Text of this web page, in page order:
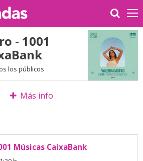
- 1001
los públicos
Más info
Músicas CaixaBank